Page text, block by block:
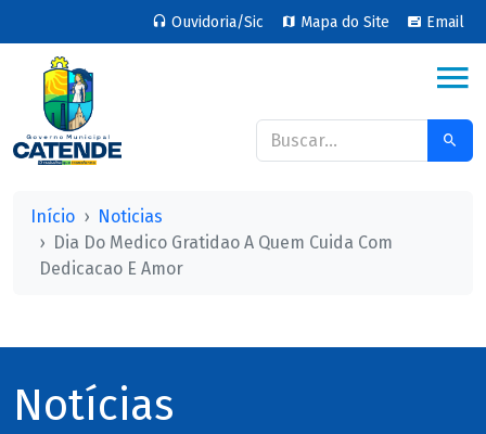
Ouvidoria/Sic Mapa do Site Email
Início
Noticias
Dia Do Medico Gratidao A Quem Cuida Com
Dedicacao E Amor
Notícias